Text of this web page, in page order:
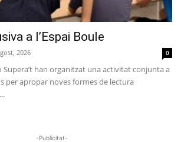
a l’Espai Boule
2026 0
Supera’t han organitzat una activitat conjunta a
per apropar noves formes de lectura
-Publicitat-